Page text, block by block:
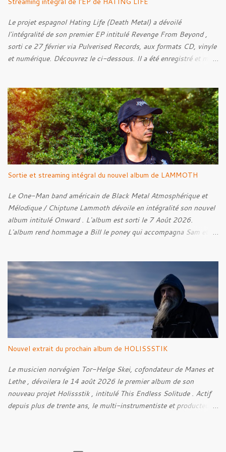
Le projet espagnol Hating Life (Death Metal) a dévoilé
l'intégralité de son premier EP intitulé Revenge From Beyond ,
sorti ce 27 février via Pulverised Records, aux formats CD, vinyle
et numérique. Découvrez le ci-dessous. Il a été enregistré et mixé
Rebellion Against The Vile 05. Revenge From Beyond 06. The
Sense Of Fear
Sortie et streaming intégral du nouvel album de LAMMOTH
Le One-Man band américain de Black Metal Atmosphérique et
Mélodique / Chiptune Lammoth dévoile en intégralité son nouvel
album intitulé Onward . L'album est sorti le 7 Août 2026.
L'album rend hommage a Bill le poney qui accompagna Sam et
Half-Starved Pony 02. To Be Free (Bill) 03. A Gardener - 04:05
04. Farewell, Good Beast of Burden 05. A Fox Passing Through
the Woods on Business of Their Own 06. The Road to Bree 07.
We Were Born to Suffer 08. Horsethieving 09. A Final Parting
Onward de Lammoth
Nouvel extrait du prochain album de HOLISSSTIK
Le musicien norvégien Tor-Helge Skei, cofondateur de Manes et
Lethe , dévoilera le 14 août 2026 le premier album de son
nouveau projet Holissstik , intitulé This Endless Solitude . Actif
depuis plus de trente ans, le multi-instrumentiste et producteur